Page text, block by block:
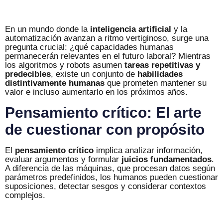
En un mundo donde lainteligencia artificial y la
automatización avanzan a ritmo vertiginoso, surge una
pregunta crucial: ¿qué capacidades humanas
permanecerán relevantes en el futuro laboral? Mientras
los algoritmos y robots asumen tareas repetitivas y
predecibles, existe un conjunto de habilidades
distintivamente humanas que prometen mantener su
valor e incluso aumentarlo en los próximos años.
Pensamiento crítico: El arte
de cuestionar con propósito
El pensamiento crítico implica analizar información,
evaluar argumentos y formular juicios fundamentados.
A diferencia de las máquinas, que procesan datos según
parámetros predefinidos, los humanos pueden cuestionar
suposiciones, detectar sesgos y considerar contextos
complejos.